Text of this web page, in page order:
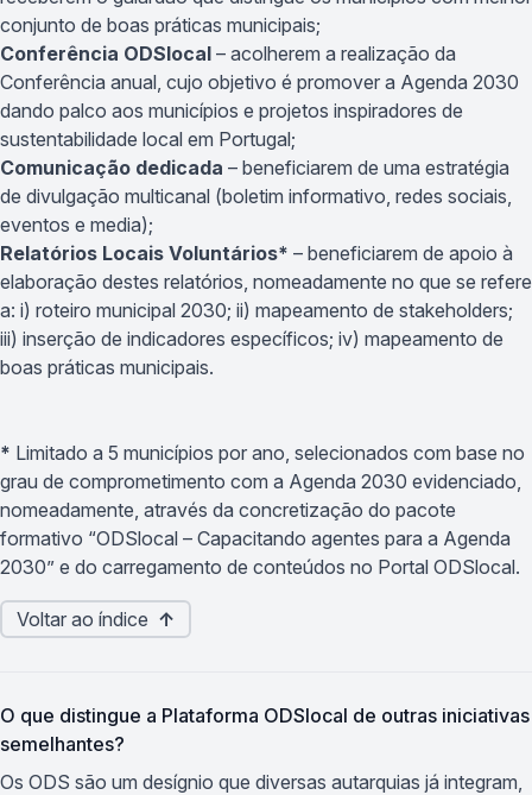
conjunto de boas práticas municipais;
Conferência ODSlocal – acolherem a realização da
Conferência anual, cujo objetivo é promover a Agenda 2030
dando palco aos municípios e projetos inspiradores de
sustentabilidade local em Portugal;
Comunicação dedicada – beneficiarem de uma estratégia
de divulgação multicanal (boletim informativo, redes sociais,
eventos e media);
Relatórios Locais Voluntários* – beneficiarem de apoio à
elaboração destes relatórios, nomeadamente no que se refere
a: i) roteiro municipal 2030; ii) mapeamento de stakeholders;
iii) inserção de indicadores específicos; iv) mapeamento de
boas práticas municipais.
* Limitado a 5 municípios por ano, selecionados com base no
grau de comprometimento com a Agenda 2030 evidenciado,
nomeadamente, através da concretização do pacote
formativo “ODSlocal – Capacitando agentes para a Agenda
2030” e do carregamento de conteúdos no Portal ODSlocal.
Voltar ao índice ↑
O que distingue a Plataforma ODSlocal de outras iniciativas
semelhantes?
Os ODS são um desígnio que diversas autarquias já integram,